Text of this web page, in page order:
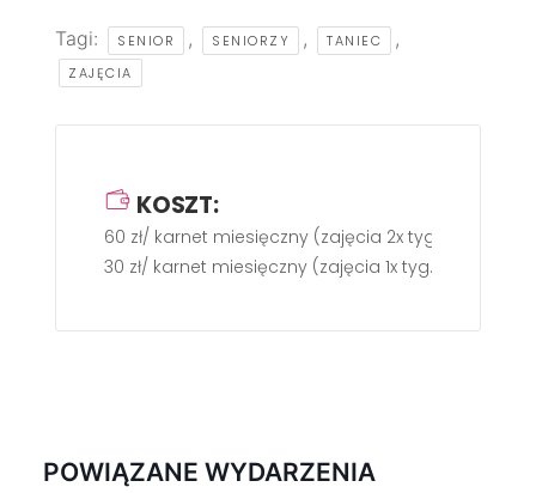
Tagi: SENIOR , SENIORZY , TANIEC ,
ZAJĘCIA
KOSZT:
60 zł/ karnet miesięczny (zajęcia 2x tyg.)
30 zł/ karnet miesięczny (zajęcia 1x tyg.)
POWIĄZANE WYDARZENIA